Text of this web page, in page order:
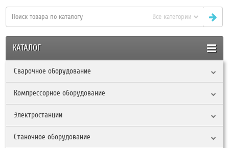
Все категории
КАТАЛОГ
Сварочное оборудование
Компрессорное оборудование
Электростанции
Станочное оборудование